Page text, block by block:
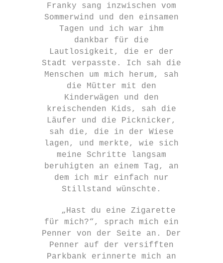
Franky sang inzwischen vom
Sommerwind und den einsamen
Tagen und ich war ihm
dankbar für die
Lautlosigkeit, die er der
Stadt verpasste. Ich sah die
Menschen um mich herum, sah
die Mütter mit den
Kinderwägen und den
kreischenden Kids, sah die
Läufer und die Picknicker,
sah die, die in der Wiese
lagen, und merkte, wie sich
meine Schritte langsam
beruhigten an einem Tag, an
dem ich mir einfach nur
Stillstand wünschte.
„Hast du eine Zigarette
für mich?“, sprach mich ein
Penner von der Seite an. Der
Penner auf der versifften
Parkbank erinnerte mich an